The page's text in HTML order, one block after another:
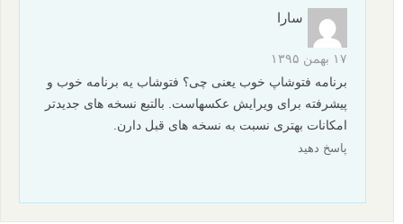
سارا
۱۷ بهمن ۱۳۹۵
برنامه فتوشاپ خوب یعنی چی؟ فتوشاب یه برنامه خوب و
پیشرفته برای ویرایش عکسهاست. بالتبع نسخه های جدیدتر
امکانات بهتری نسبت به نسخه های قبل دارن.
پاسخ دهید